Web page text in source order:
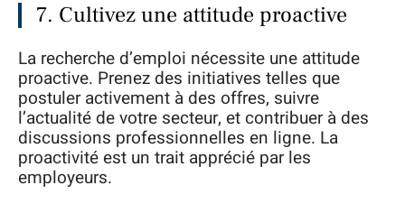
7. Cultivez une attitude proactive
La recherche d’emploi nécessite une attitude
proactive. Prenez des initiatives telles que
postuler activement à des offres, suivre
l’actualité de votre secteur, et contribuer à des
discussions professionnelles en ligne. La
proactivité est un trait apprécié par les
employeurs.